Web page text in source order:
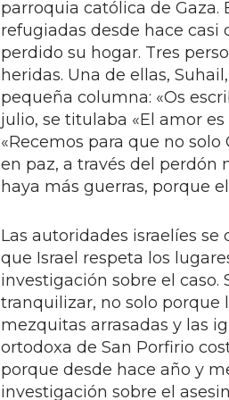
parroquia católica de Gaza.
refugiadas desde hace
perdido su hogar. Tres
heridas. Una de ellas,
pequeña columna: «Os
julio, se titulaba «El amor
«Recemos para que no
en paz, a través del perdón
haya más guerras, porque
Las autoridades israelíes
que Israel respeta los
investigación sobre el
tranquilizar, no solo porque
mezquitas arrasadas y las
ortodoxa de San Porfirio
porque desde hace año y
investigación sobre el